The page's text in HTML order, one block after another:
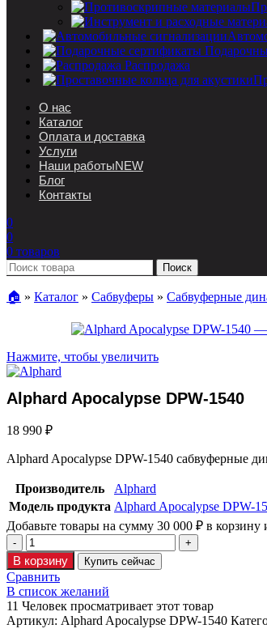
Распродажа
О нас
Каталог
Оплата и доставка
Услуги
Наши работыNEW
Блог
Контакты
0
0
0 товаров
Поиск
🏠︎ » Каталог » Сабвуферы » Сабвуферные
Нажмите, чтобы увеличить
Alphard Apocalypse DPW-1540
18 990 ₽
Alphard Apocalypse DPW-1540 сабвуферные
Производитель
Alphard
Модель продукта Alphard Apocalypse DPW-
Добавьте товары на сумму 30 000 ₽ в корзину
В корзину Купить сейчас
Сравнить
В список желаний
11 Человек просматривает этот товар
Артикул: Alphard Apocalypse DPW-1540